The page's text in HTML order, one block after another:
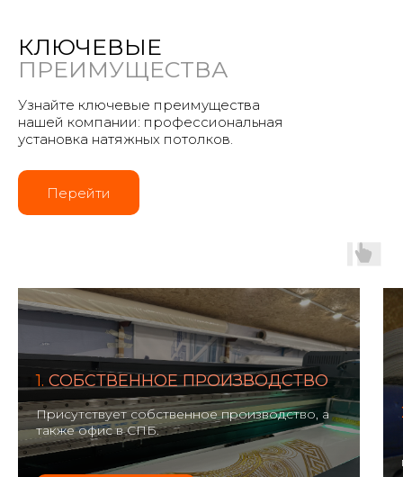
КЛЮЧЕВЫЕ
ПРЕИМУЩЕСТВА
Узнайте ключевые преимущества
нашей компании: профессиональная
установка натяжных потолков.
Перейти
1. СОБСТВЕННОЕ ПРОИЗВОДСТВО
Присутствует собственное производство, а
также офис в СПБ.